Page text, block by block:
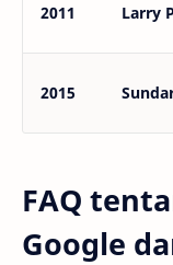
2011 Larry
2015
FAQ
Google